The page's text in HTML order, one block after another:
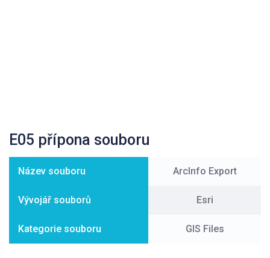
E05 přípona souboru
Název souboru ArcInfo Export
Vývojář souborů Esri
Kategorie souboru GIS Files